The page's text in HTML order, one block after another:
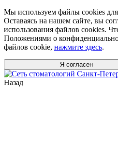
Мы используем файлы cookies
Оставаясь на нашем сайте, вы
использования файлов cookies.
Положениями о
файлов cookie, нажмите здесь.
Я согласен
Назад